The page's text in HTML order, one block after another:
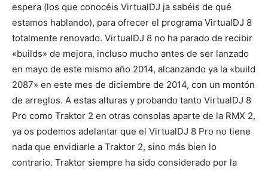
espera (los que conocéis VirtualDJ ja sabéis de qué
estamos hablando), para ofrecer el programa VirtualDJ 8
totalmente renovado. VirtualDJ 8 no ha parado de recibir
«builds» de mejora, incluso mucho antes de ser lanzado
en mayo de este mismo año 2014, alcanzando ya la «build
2087» en este mes de diciembre de 2014, con un montón
de arreglos. A estas alturas y probando tanto VirtualDJ 8
Pro como Traktor 2 en otras consolas aparte de la RMX 2,
ya os podemos adelantar que el VirtualDJ 8 Pro no tiene
nada que envidiarle a Traktor 2, sino más bien lo
contrario. Traktor siempre ha sido considerado por la